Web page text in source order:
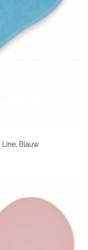
Blauw